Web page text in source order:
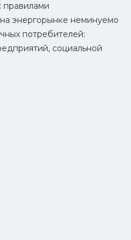
правилами
энергорынке неминуемо
потребителей:
социальной